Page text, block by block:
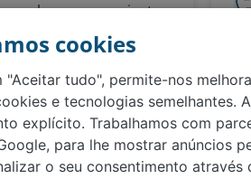
cookies
"Aceitar tudo", permite-nos
e tecnologias semelhantes.
explícito. Trabalhamos com
para lhe mostrar anúncios
o seu consentimento
recebe um preço justo
de ser um